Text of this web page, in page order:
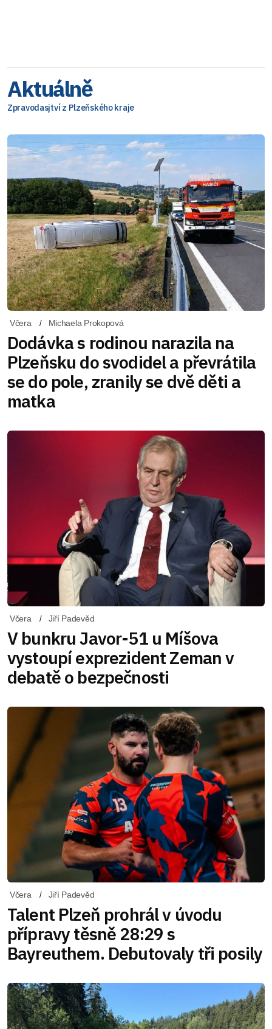
Aktuálně
Zpravodasjtví z Plzeňského kraje
Včera Michaela Prokopová
Dodávka s rodinou narazila na
Plzeňsku do svodidel a převrátila
se do pole, zranily se dvě děti a
matka
Včera Jiří Padevěd
V bunkru Javor-51 u Míšova
vystoupí exprezident Zeman v
debatě o bezpečnosti
Včera Jiří Padevěd
Talent Plzeň prohrál v úvodu
přípravy těsně 28:29 s
Bayreuthem. Debutovaly tři posily